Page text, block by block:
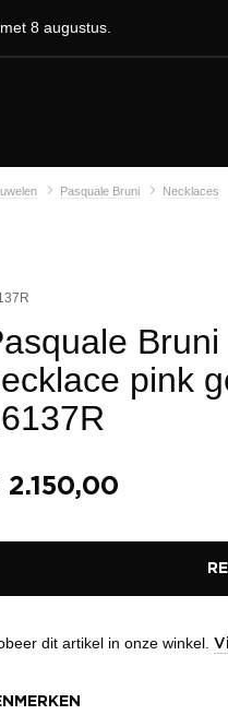
8 augustus.
Pasquale Bruni Necklaces
pink
2.150,00
dit artikel in onze winkel.